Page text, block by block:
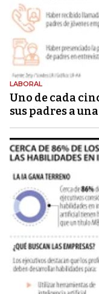
LABORAL
Uno de cada
sus padres a